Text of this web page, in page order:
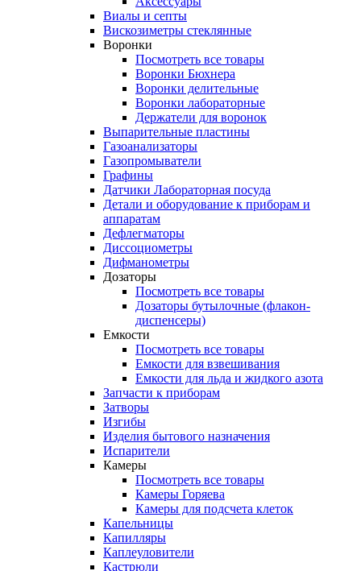
Виалы и септы
Вискозиметры стеклянные
Воронки
Посмотреть все товары
Воронки Бюхнера
Воронки делительные
Воронки лабораторные
Держатели для воронок
Выпарительные пластины
Газоанализаторы
Газопромыватели
Графины
Датчики Лабораторная посуда
Детали и оборудование к приборам и
аппаратам
Дефлегматоры
Диссоциометры
Дифманометры
Дозаторы
Посмотреть все товары
Дозаторы бутылочные (флакон-
диспенсеры)
Емкости
Посмотреть все товары
Емкости для взвешивания
Емкости для льда и жидкого азота
Запчасти к приборам
Затворы
Изгибы
Изделия бытового назначения
Испарители
Камеры
Посмотреть все товары
Камеры Горяева
Камеры для подсчета клеток
Капельницы
Капилляры
Каплеуловители
Кастрюли